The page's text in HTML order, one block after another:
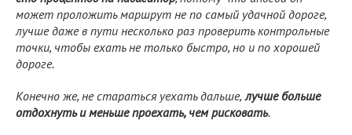
может проложить маршрут не по самый удачной дороге,
лучше даже в пути несколько раз проверить контрольные
точки, чтобы ехать не только быстро, но и по хорошей
дороге.
Конечно же, не стараться уехать дальше, лучше больше
отдохнуть и меньше проехать, чем рисковать.